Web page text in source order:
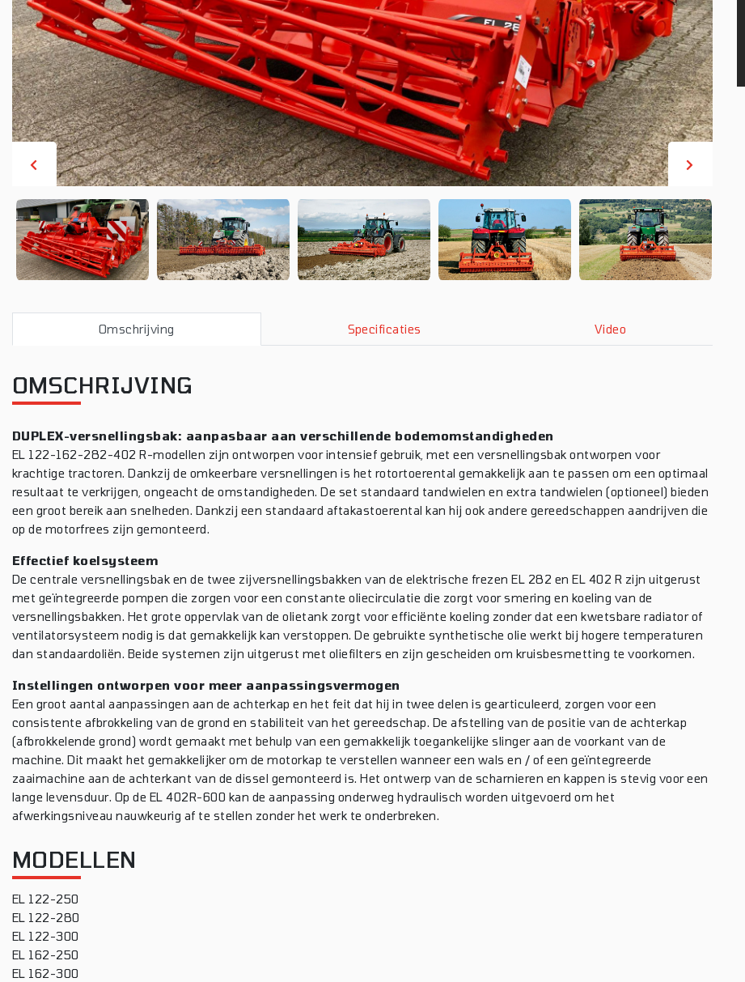
Omschrijving Specificaties Video
OMSCHRIJVING
DUPLEX-versnellingsbak: aanpasbaar aan verschillende bodemomstandigheden
EL 122-162-282-402 R-modellen zijn ontworpen voor intensief gebruik, met een versnellingsbak ontworpen voor
krachtige tractoren. Dankzij de omkeerbare versnellingen is het rotortoerental gemakkelijk aan te passen om een ​​optimaal
resultaat te verkrijgen, ongeacht de omstandigheden. De set standaard tandwielen en extra tandwielen (optioneel) bieden
een groot bereik aan snelheden. Dankzij een standaard aftakastoerental kan hij ook andere gereedschappen aandrijven die
op de motorfrees zijn gemonteerd.
Effectief koelsysteem
De centrale versnellingsbak en de twee zijversnellingsbakken van de elektrische frezen EL 282 en EL 402 R zijn uitgerust
met geïntegreerde pompen die zorgen voor een constante oliecirculatie die zorgt voor smering en koeling van de
versnellingsbakken. Het grote oppervlak van de olietank zorgt voor efficiënte koeling zonder dat een kwetsbare radiator of
ventilatorsysteem nodig is dat gemakkelijk kan verstoppen. De gebruikte synthetische olie werkt bij hogere temperaturen
dan standaardoliën. Beide systemen zijn uitgerust met oliefilters en zijn gescheiden om kruisbesmetting te voorkomen.
Instellingen ontworpen voor meer aanpassingsvermogen
Een groot aantal aanpassingen aan de achterkap en het feit dat hij in twee delen is gearticuleerd, zorgen voor een
consistente afbrokkeling van de grond en stabiliteit van het gereedschap. De afstelling van de positie van de achterkap
(afbrokkelende grond) wordt gemaakt met behulp van een gemakkelijk toegankelijke slinger aan de voorkant van de
machine. Dit maakt het gemakkelijker om de motorkap te verstellen wanneer een wals en / of een geïntegreerde
zaaimachine aan de achterkant van de dissel gemonteerd is. Het ontwerp van de scharnieren en kappen is stevig voor een
lange levensduur. Op de EL 402R-600 kan de aanpassing onderweg hydraulisch worden uitgevoerd om het
afwerkingsniveau nauwkeurig af te stellen zonder het werk te onderbreken.
MODELLEN
EL 122-250
EL 122-280
EL 122-300
EL 162-250
EL 162-300